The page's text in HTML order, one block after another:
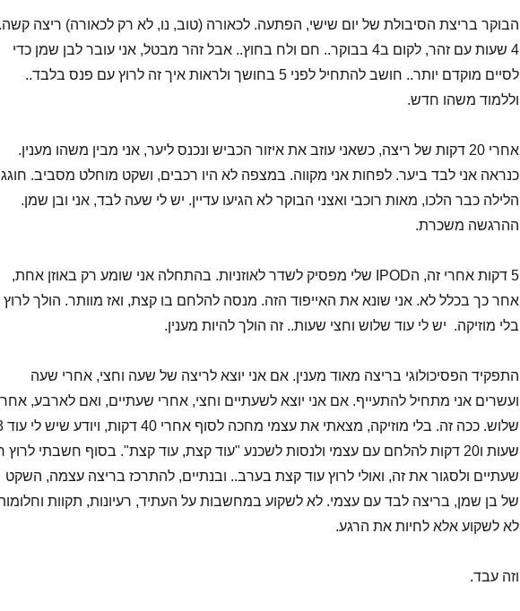
הבוקר בריצת הסיבולת של יום שישי, הפתעה. לכאורה (טוב, נו, לא רק לכאורה) ריצה
4 שעות עם זהר, לקום ב4 בבוקר.. חם ולח בחוץ.. אבל זהר מבטל, אני עובר לבן שמן כדי
לסיים מוקדם יותר.. חושב להתחיל לפני 5 בחושך ולראות איך זה לרוץ עם פנס בלבד..
וללמוד משהו חדש.
אחרי 20 דקות של ריצה, כשאני עוזב את איזור הכביש ונכנס ליער, אני מבין משהו מענין.
כנראה אני לבד ביער. לפחות אני מקווה. במצפה לא היו רכבים, ושקט מוחלט מסביב.
הלילה כבר הלכו, מאות רוכבי ואצני הבוקר לא הגיעו עדיין. יש לי שעה לבד, אני ובן שמן.
ההרגשה משכרת.
5 דקות אחרי זה, הIPOD שלי מפסיק לשדר לאוזניות. בהתחלה אני שומע רק באוזן אחת,
אחר כך בכלל לא. אני שונא את האייפוד הזה. מנסה להלחם בו קצת, ואז מוותר. הולך לרוץ
בלי מוזיקה. יש לי עוד שלוש וחצי שעות.. זה הולך להיות מענין.
התפקיד הפסיכולוגי בריצה מאוד מענין. אם אני יוצא לריצה של שעה וחצי, אחרי שעה
ועשרים אני מתחיל להתעייף. אם אני יוצא לשעתיים וחצי, אחרי שעתיים, ואם לארבע,
שלוש. ככה זה. בלי
שעות ו20 דקות להלחם עם עצמי ולנסות לשכנע "עוד קצת, עוד קצת". בסוף חשבתי לרוץ
שעתיים ולסגור את זה, ואולי לרוץ עוד קצת בערב.. ובנתיים, להתרכז בריצה עצמה, השקט
של בן שמן, בריצה לבד עם עצמי. לא לשקוע במחשבות על העתיד, רעיונות, תקוות
לא לשקוע אלא לחיות את הרגע.
וזה עבד.